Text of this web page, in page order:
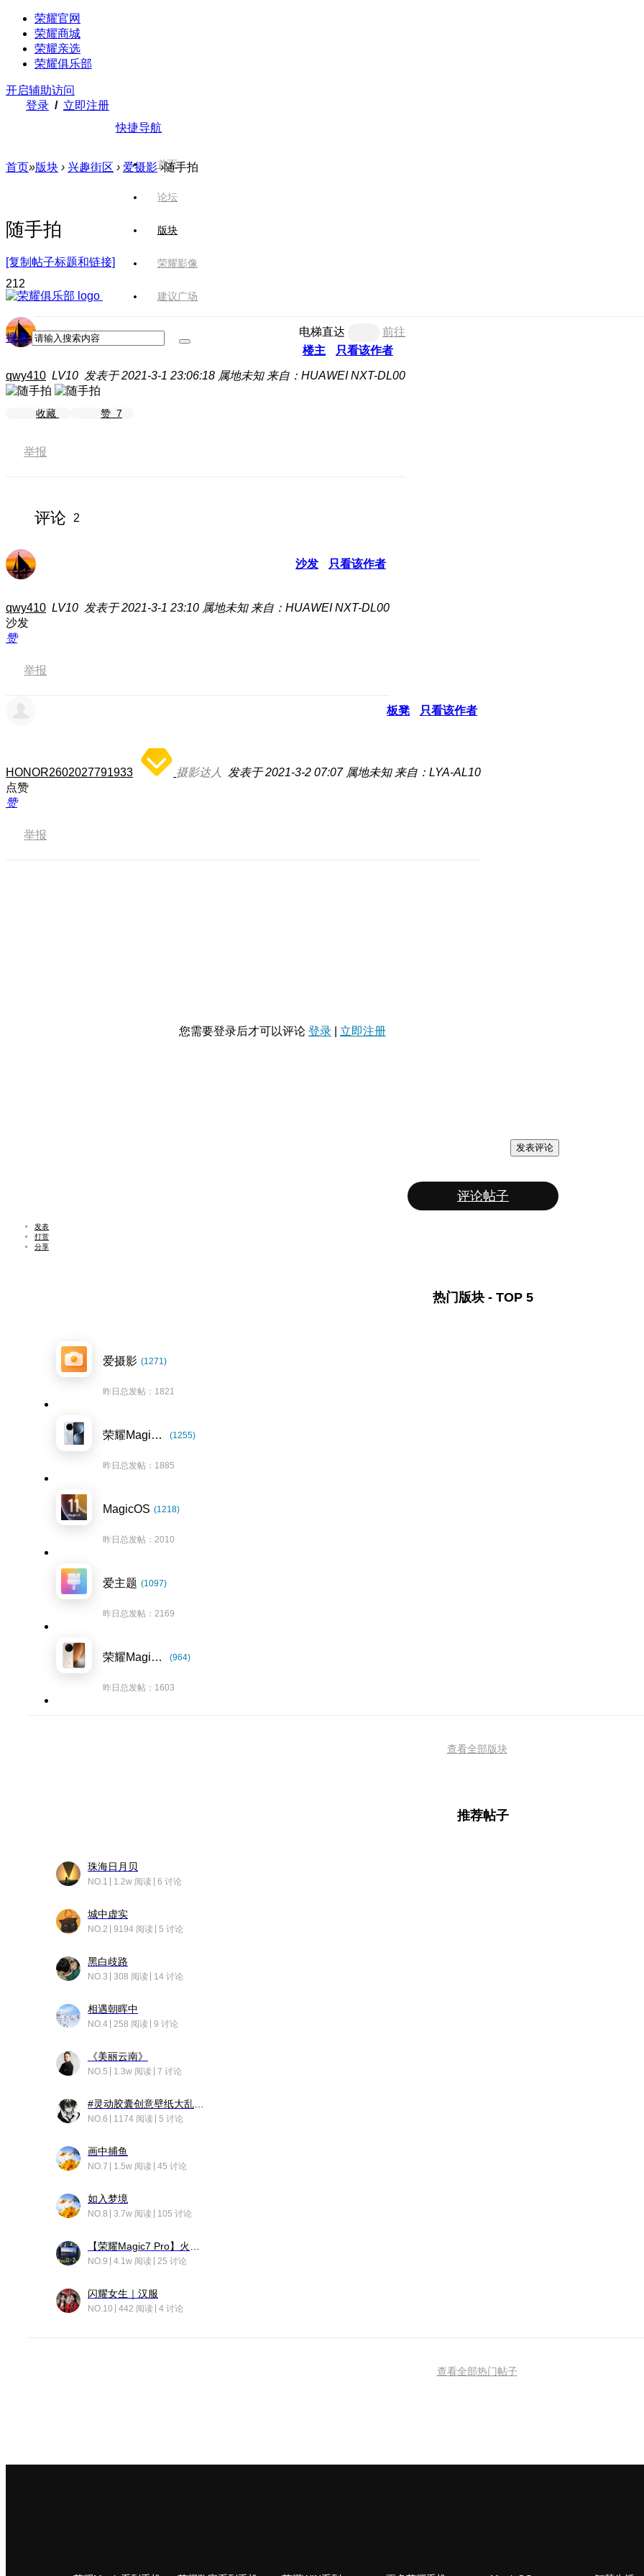
荣耀官网
荣耀商城
荣耀亲选
荣耀俱乐部
开启辅助访问
登录 / 立即注册
快捷导航
首页
论坛
版块
荣耀影像
建议广场
搜索
首页»版块 › 兴趣街区 › 爱摄影 ›随手拍
随手拍
[复制帖子标题和链接]
212
电梯直达
前往
楼主
只看该作者
qwy410 LV10 发表于 2021-3-1 23:06:18 属地未知 来自：HUAWEI NXT-DL00
收藏 赞 7
举报
评论 2
沙发 只看该作者
qwy410 LV10 发表于 2021-3-1 23:10 属地未知 来自：HUAWEI NXT-DL00
沙发
赞
举报
板凳 只看该作者
HONOR2602027791933 摄影达人 发表于 2021-3-2 07:07 属地未知 来自：LYA-AL10
点赞
赞
举报
您需要登录后才可以评论 登录 立即注册
发表评论
评论帖子
发表
打赏
分享
热门版块 - TOP 5
爱摄影 (1271)
昨日总发帖：1821
荣耀Magic7系列 (1255)
昨日总发帖：1885
MagicOS (1218)
昨日总发帖：2010
爱主题 (1097)
昨日总发帖：2169
荣耀Magic8系列 (964)
昨日总发帖：1603
查看全部版块
推荐帖子
珠海日月贝
NO.1 1.2w 阅读 6 讨论
城中虚实
NO.2 9194 阅读 5 讨论
黑白歧路
NO.3 308 阅读 14 讨论
相遇朝晖中
NO.4 258 阅读 9 讨论
《美丽云南》
NO.5 1.3w 阅读 7 讨论
NO.6 1174 阅读 5 讨论
画中捕鱼
NO.7 1.5w 阅读 45 讨论
如入梦境
NO.8 3.7w 阅读 105 讨论
NO.9 4.1w 阅读 25 讨论
闪耀女生｜汉服
NO.10 442 阅读 4 讨论
查看全部热门帖子